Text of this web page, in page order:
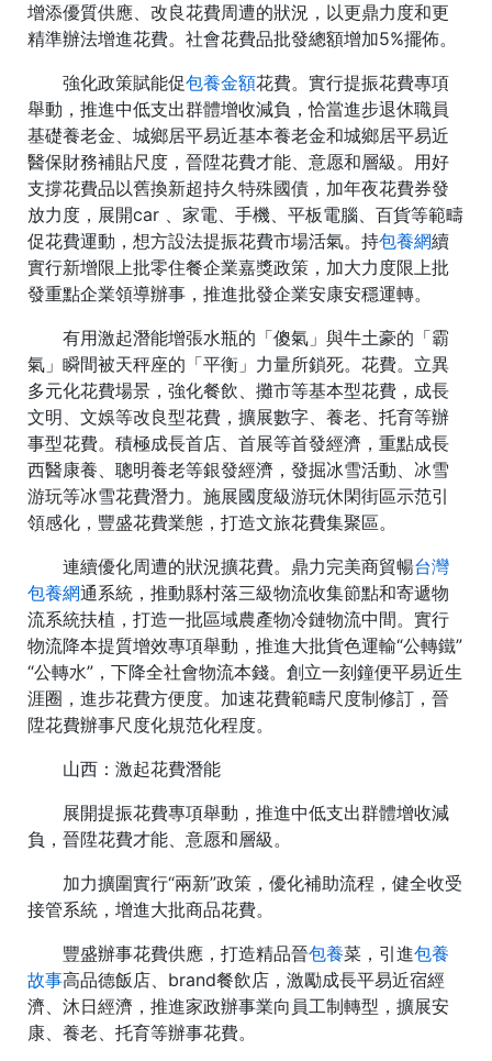
增添優質供應、改良花費周遭的狀況，以更鼎力度和更
精準辦法增進花費。社會花費品批發總額增加5%擺佈。
強化政策賦能促包養金額花費。實行提振花費專項
舉動，推進中低支出群體增收減負，恰當進步退休職員
基礎養老金、城鄉居平易近基本養老金和城鄉居平易近
醫保財務補貼尺度，晉陞花費才能、意愿和層級。用好
支撐花費品以舊換新超持久特殊國債，加年夜花費券發
放力度，展開car 、家電、手機、平板電腦、百貨等範疇
促花費運動，想方設法提振花費市場活氣。持包養網續
實行新增限上批零住餐企業嘉獎政策，加大力度限上批
發重點企業領導辦事，推進批發企業安康安穩運轉。
有用激起潛能增張水瓶的「傻氣」與牛土豪的「霸
氣」瞬間被天秤座的「平衡」力量所鎖死。花費。立異
多元化花費場景，強化餐飲、攤市等基本型花費，成長
文明、文娛等改良型花費，擴展數字、養老、托育等辦
事型花費。積極成長首店、首展等首發經濟，重點成長
西醫康養、聰明養老等銀發經濟，發掘冰雪活動、冰雪
游玩等冰雪花費潛力。施展國度級游玩休閑街區示范引
領感化，豐盛花費業態，打造文旅花費集聚區。
連續優化周遭的狀況擴花費。鼎力完美商貿暢台灣
包養網通系統，推動縣村落三級物流收集節點和寄遞物
流系統扶植，打造一批區域農產物冷鏈物流中間。實行
物流降本提質增效專項舉動，推進大批貨色運輸“公轉鐵”
“公轉水”，下降全社會物流本錢。創立一刻鐘便平易近生
涯圈，進步花費方便度。加速花費範疇尺度制修訂，晉
陞花費辦事尺度化規范化程度。
山西：激起花費潛能
展開提振花費專項舉動，推進中低支出群體增收減
負，晉陞花費才能、意愿和層級。
加力擴圍實行“兩新”政策，優化補助流程，健全收受
接管系統，增進大批商品花費。
豐盛辦事花費供應，打造精品晉包養菜，引進包養
故事高品德飯店、brand餐飲店，激勵成長平易近宿經
濟、沐日經濟，推進家政辦事業向員工制轉型，擴展安
康、養老、托育等辦事花費。